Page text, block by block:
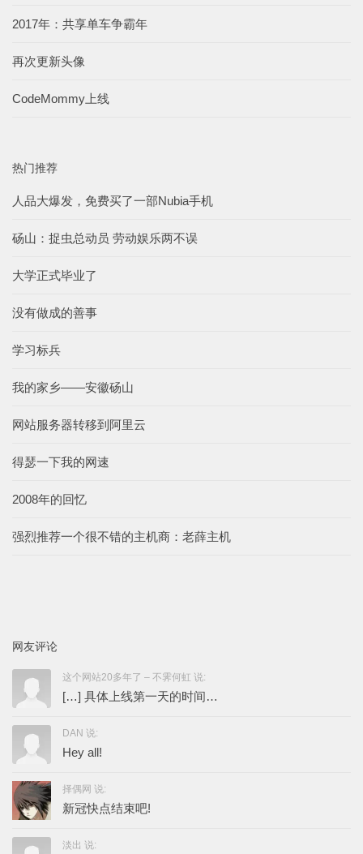
2017年：共享单车争霸年
再次更新头像
CodeMommy上线
热门推荐
人品大爆发，免费买了一部Nubia手机
砀山：捉虫总动员 劳动娱乐两不误
大学正式毕业了
没有做成的善事
学习标兵
我的家乡——安徽砀山
网站服务器转移到阿里云
得瑟一下我的网速
2008年的回忆
强烈推荐一个很不错的主机商：老薛主机
网友评论
这个网站20多年了 – 不霁何虹 说:
[…] 具体上线第一天的时间…
DAN 说:
Hey all!
择偶网 说:
新冠快点结束吧!
淡出 说: